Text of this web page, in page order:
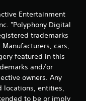
Entertainment
"Polyphony Digital
trademarks
cars,
featured in this
and/or
owners. Any
locations, entities,
to be or imply